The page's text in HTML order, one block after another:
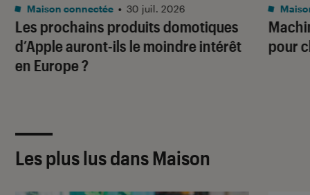
Les prochains produits domotiques
d’Apple auront-ils le moindre intérêt
en Europe ?
Maison connectée • 30 juil. 2026
pour
Les plus lus dans Maison